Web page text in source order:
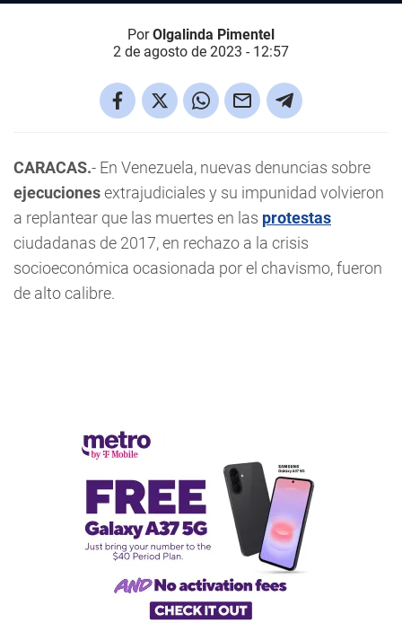
PorOlgalinda Pimentel
2 de agosto de 2023 - 12:57
CARACAS.- En Venezuela, nuevas denuncias sobre
ejecucionesextrajudiciales y su impunidad volvieron
a replantear que las muertes en las protestas
ciudadanas de 2017, en rechazo a la crisis
socioeconómica ocasionada por el chavismo, fueron
de alto calibre.